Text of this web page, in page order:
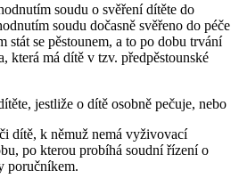
soudu o svěření dítěte do
soudu dočasně svěřeno do péče
stát se pěstounem, a to po dobu trvání
která má dítě v tzv. předpěstounské
jestliže o dítě osobně pečuje, nebo
dítě, k němuž nemá vyživovací
po kterou probíhá soudní řízení o
poručníkem.